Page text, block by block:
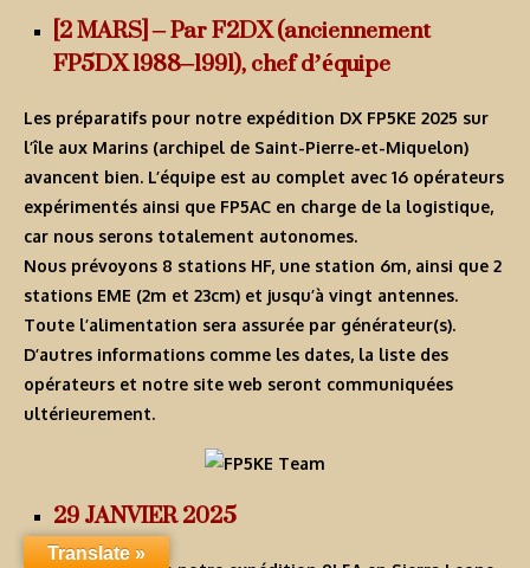
[2 MARS] – Par F2DX (anciennement
FP5DX 1988–1991), chef d’équipe
Les préparatifs pour notre expédition DX FP5KE 2025 sur
l’île aux Marins (archipel de Saint-Pierre-et-Miquelon)
avancent bien. L’équipe est au complet avec 16 opérateurs
expérimentés ainsi que FP5AC en charge de la logistique,
car nous serons totalement autonomes.
Nous prévoyons 8 stations HF, une station 6m, ainsi que 2
stations EME (2m et 23cm) et jusqu’à vingt antennes.
Toute l’alimentation sera assurée par générateur(s).
D’autres informations comme les dates, la liste des
opérateurs et notre site web seront communiquées
ultérieurement.
29 JANVIER 2025
Translate »